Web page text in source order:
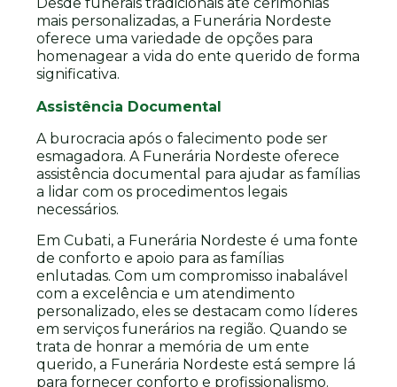
mais personalizadas, a Funerária Nordeste
oferece uma variedade de opções para
homenagear a vida do ente querido de forma
significativa.
Assistência Documental
A burocracia após o falecimento pode ser
esmagadora. A Funerária Nordeste oferece
assistência documental para ajudar as famílias
a lidar com os procedimentos legais
necessários.
Em Cubati, a Funerária Nordeste é uma fonte
de conforto e apoio para as famílias
enlutadas. Com um compromisso inabalável
com a excelência e um atendimento
personalizado, eles se destacam como líderes
em serviços funerários na região. Quando se
trata de honrar a memória de um ente
querido, a Funerária Nordeste está sempre lá
para fornecer conforto e profissionalismo.